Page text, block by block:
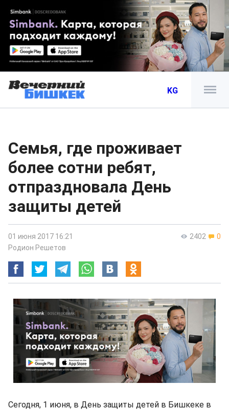
KG
Семья, где проживает
более сотни ребят,
отпраздновала День
защиты детей
2402 0
01 июня 2017 16:21
Родион Решетов
Сегодня, 1 июня, в День защиты детей в Бишкеке в